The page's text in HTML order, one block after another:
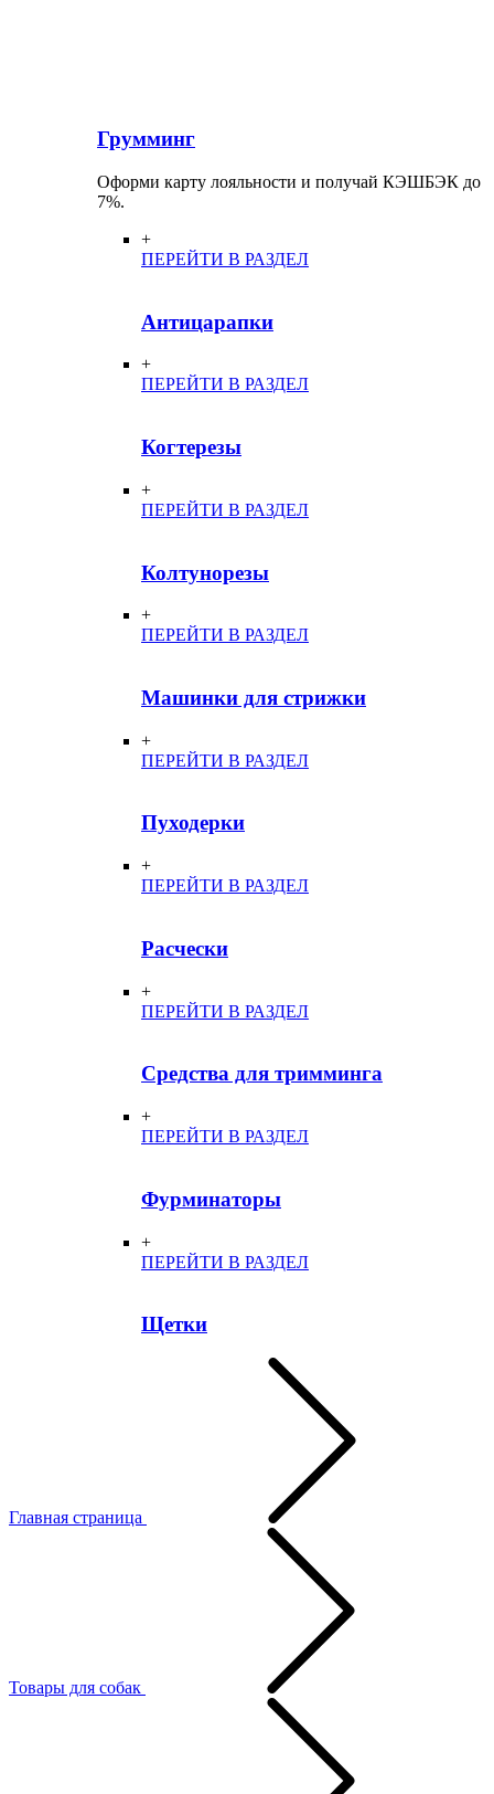
Грумминг
Оформи карту лояльности и получай КЭШБЭК до
7%.
+
ПЕРЕЙТИ В РАЗДЕЛ
Антицарапки
+
ПЕРЕЙТИ В РАЗДЕЛ
Когтерезы
+
ПЕРЕЙТИ В РАЗДЕЛ
Колтунорезы
+
ПЕРЕЙТИ В РАЗДЕЛ
Машинки для стрижки
+
ПЕРЕЙТИ В РАЗДЕЛ
Пуходерки
+
ПЕРЕЙТИ В РАЗДЕЛ
Расчески
+
ПЕРЕЙТИ В РАЗДЕЛ
Средства для тримминга
+
ПЕРЕЙТИ В РАЗДЕЛ
Фурминаторы
+
ПЕРЕЙТИ В РАЗДЕЛ
Щетки
Главная страница
Товары для собак